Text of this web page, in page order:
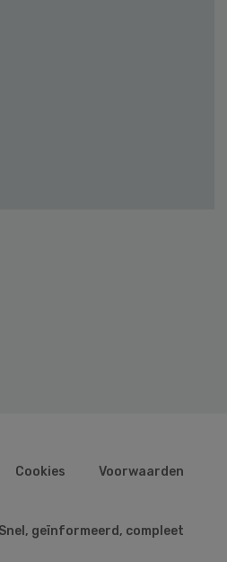
Cookies Voorwaarden
geïnformeerd, compleet